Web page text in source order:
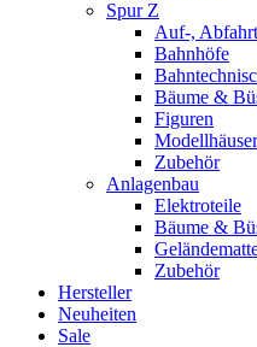
Spur Z
Auf-,
Bahnhöfe
Bäume &
Figuren
Modellhäuser
Zubehör
Anlagenbau
Elektroteile
Bäume &
Zubehör
Hersteller
Neuheiten
Sale